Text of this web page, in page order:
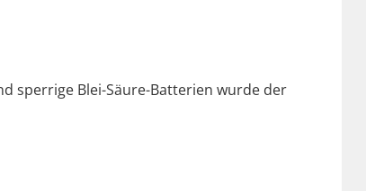
sper­rige Blei-Säure-Bat­te­rien wurde der